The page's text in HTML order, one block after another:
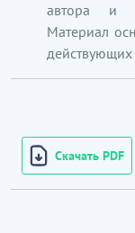
автора и
Материал
действующих
Скачать PDF